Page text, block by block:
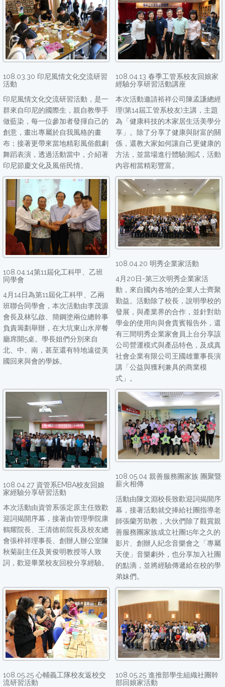
108.03.30 印尼風情文化交流研習
活動
印尼風情文化交流研習活動，是一
群來自印尼的國際生，親自教學手
做藍染，每一位參加者發揮自己的
創意，畫出專屬於自我風格的畫
布；接著更帶來當地精彩風俗戲劇
舞蹈表演，透過活動當中，介紹著
印尼節慶文化及風俗民情。
108.04.13 春季工管系校友回娘家
經驗分享研習活動講座
本次活動邀請裕祥公司陳孟謙總經
理(第14屆工管系校友)主講，主題
為「健康科技的木家居生活美學分
享」。除了分享了健康與財富的關
係，還教大家如何讓自己更健康的
方法，並當場進行體驗測試，活動
內容相當精彩豐富。
108.04.14第11屆化工科甲、乙班
同學會
4月14日為第11屆化工科甲、乙兩
班聯合同學會，本次活動由李茂源
會長及林弘啟、簡鋼塗兩位總幹事
負責籌劃舉辦，在大坑東山水岸餐
廳席開5桌。學長姐們分別來自
北、中、南，甚至還有特地遠從美
國回來與會的學姊。
108.04.20 明秀企業家活動
4月20日-第三次明秀企業家活
動，來自國內各地的企業人士齊聚
勤益。活動除了校長，說明學校的
發展，與產業界的合作，並針對助
學金的使用向與會貴賓報告外，還
有三間明秀企業家會員上台分享該
公司營運模式與產品特色，及成真
社會企業有限公司王國雄董事長演
講「公益與獲利兼具的商業模
式」。
108.04.27 資管系EMBA校友回娘
家經驗分享研習活動
本次活動由資管系張定原主任致歡
迎詞揭開序幕，接著由管理學院康
鶴耀院長、王清德前院長及校友總
會張梓祥理事長、創辦人辦公室陳
秋菊副主任及黃俊明教授等人致
詞，歡迎畢業校友回校分享經驗。
108.05.04 親善服務團家族 團聚暨
薪火相傳
活動由陳文淵校長致歡迎詞揭開序
幕，接著活動就交捧給社團指導老
師張蘭芳助教，大伙們除了觀賞親
善服務團家族成立社團15年之久的
影片、創辦人紀念音樂會之「專屬
天使」音樂劇外，也分享加入社團
的點滴，並將經驗傳遞給在校的學
弟妹們。
108.05.25 心輔義工隊校友返校交
流研習活動
108.05.25 進推部學生組織社團幹
部回娘家活動